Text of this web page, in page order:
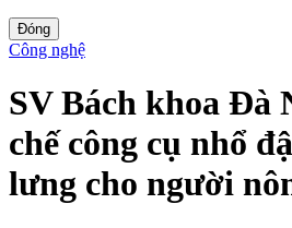
Đóng
Công nghệ
SV Bách khoa Đà
chế công cụ nhổ
lưng cho người